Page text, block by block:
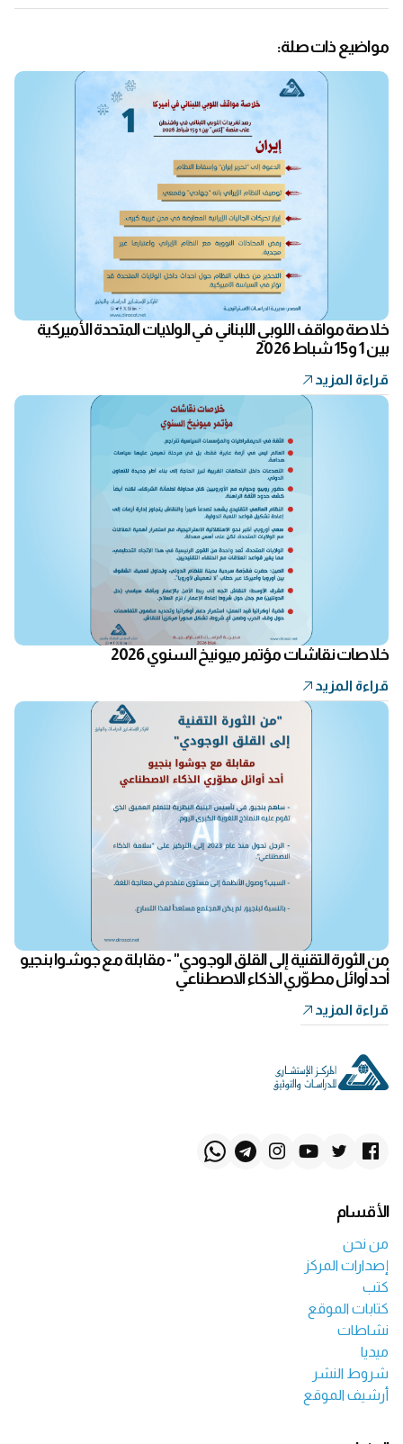
مواضيع ذات صلة:
خلاصة مواقف اللوبي اللبناني في الولايات المتحدة الأميركية
بين 1 و15 شباط 2026
قراءة المزيد
خلاصات نقاشات مؤتمر ميونيخ السنوي 2026
قراءة المزيد
من الثورة التقنية إلى القلق الوجودي" - مقابلة مع جوشوا بنجيو
أحد أوائل مطوّري الذكاء الاصطناعي
قراءة المزيد
الأقسام
من نحن
إصدارات المركز
كتب
كتابات الموقع
نشاطات
ميديا
شروط النشر
أرشيف الموقع